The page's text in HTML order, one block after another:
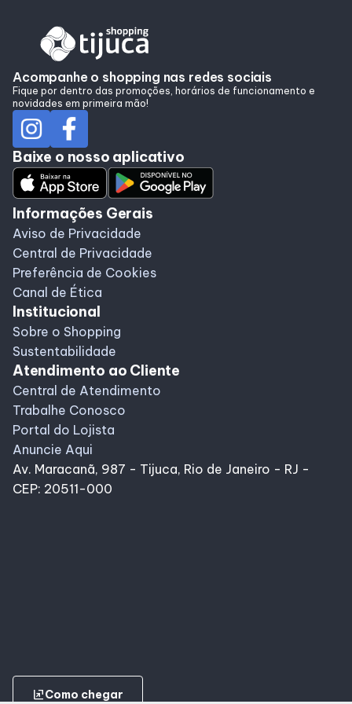
Taste
Programa de benefícios
Acompanhe o shopping nas redes sociais
Fique por dentro das promoções, horários de funcionamento e
novidades em primeira mão!
Baixe o nosso aplicativo
Informações Gerais
Aviso de Privacidade
Central de Privacidade
Preferência de Cookies
Canal de Ética
Institucional
Sobre o Shopping
Sustentabilidade
Atendimento ao Cliente
Central de Atendimento
Trabalhe Conosco
Portal do Lojista
Anuncie Aqui
Av. Maracanã, 987 - Tijuca, Rio de Janeiro - RJ -
CEP: 20511-000
ungroupComo chegar